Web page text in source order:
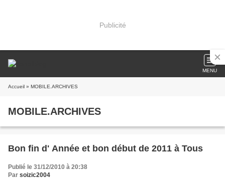
Publicité
MENU
Accueil » MOBILE.ARCHIVES
MOBILE.ARCHIVES
Bon fin d' Année et bon début de 2011 à Tous
Publié le 31/12/2010 à 20:38
Par soizic2004